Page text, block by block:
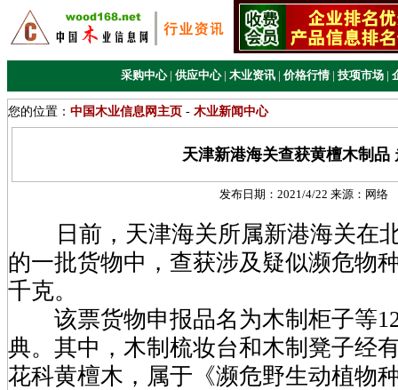
采购中心 | 供应中心 | 木业资讯 | 价格行情 | 技项市场 |
您的位置： 中国木业信息网主页 - 木业新闻中心
天津新港海关查获黄檀木制品
发布日期：2021/4/22 来源： 网络
日前，天津海关所属新港海关在
的一批货物中，查获涉及疑似濒危物
千克。
该票货物申报品名为木制柜子等
典。其中，木制梳妆台和木制凳子经
花科黄檀木，属于《濒危野生动植物